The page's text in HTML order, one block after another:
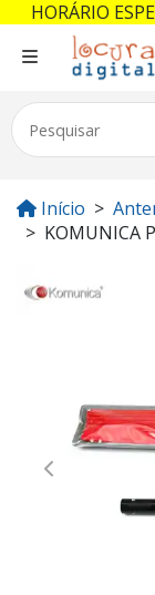
Início
KOMUNICA
Previous
HORÁRIO